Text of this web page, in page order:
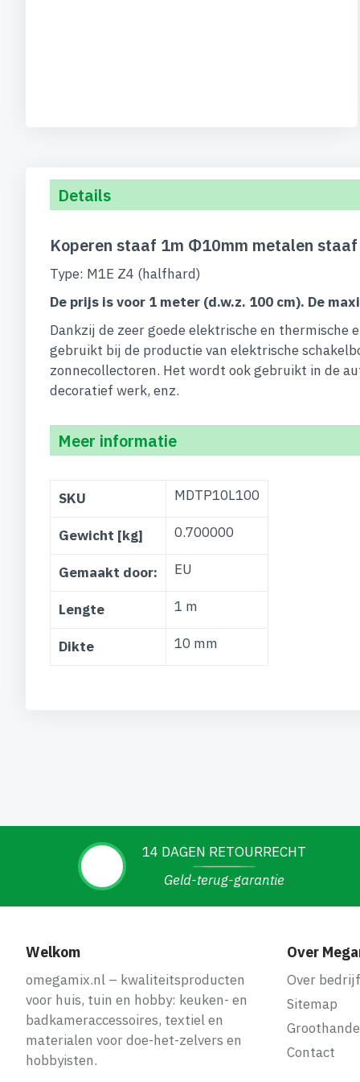
Details
Koperen staaf 1m Φ10mm metalen
Type: M1E Z4 (halfhard)
De prijs is voor 1 meter (d.w.z. 100 cm). De
Dankzij de zeer goede elektrische en
gebruikt bij de productie van elektrische
zonnecollectoren. Het wordt ook gebruikt in de
decoratief werk, enz.
Meer informatie
informatie
SKU MDTP10L100
Gewicht [kg] 0.700000
Gemaakt door: EU
Lengte 1 m
Dikte 10 mm
14 DAGEN RETOURRECHT
Geld-terug-garantie
Welkom
omegamix.nl – kwaliteitsproducten
voor huis, tuin en hobby: keuken- en
badkameraccessoires, textiel en
materialen voor doe-het-zelvers en
hobbyisten.
Over
Over bedrijf
Sitemap
Contact